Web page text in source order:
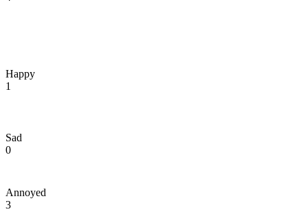
Happy
1
Sad
0
Annoyed
3